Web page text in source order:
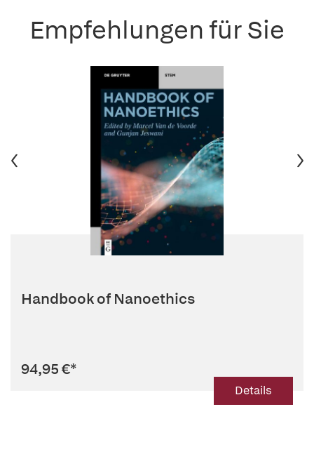
Empfehlungen für Sie
Handbook of Nanoethics
94,95 €*
Details